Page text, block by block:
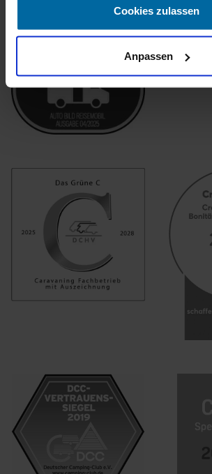
Cookies zulassen
Anpassen